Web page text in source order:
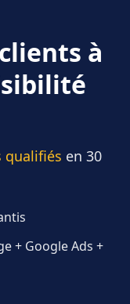
à
qualifiés en 30
+ Google Ads +